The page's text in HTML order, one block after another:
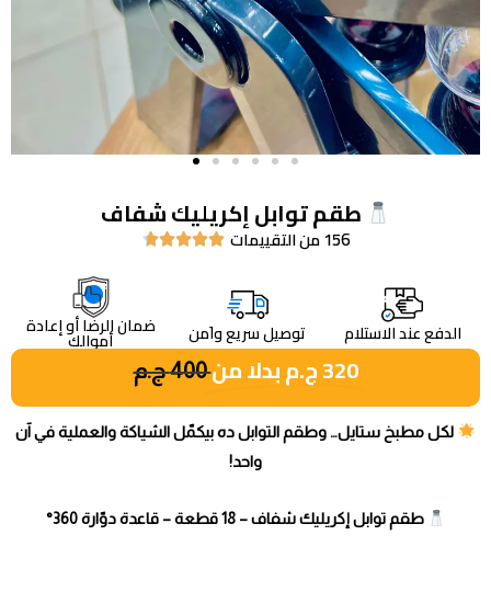
طقم توابل إكريليك شفاف
156 من التقييمات 




الدفع عند الاستلام توصيل سريع واَمن ضمان الرضا أو إعادة
أموالك
320ج.مبدلا من400ج.م
لكل مطبخ ستايل… وطقم التوابل ده بيكمّل الشياكة والعملية في آن
واحد!
طقم توابل إكريليك شفاف – 18 قطعة – قاعدة دوّارة 360°